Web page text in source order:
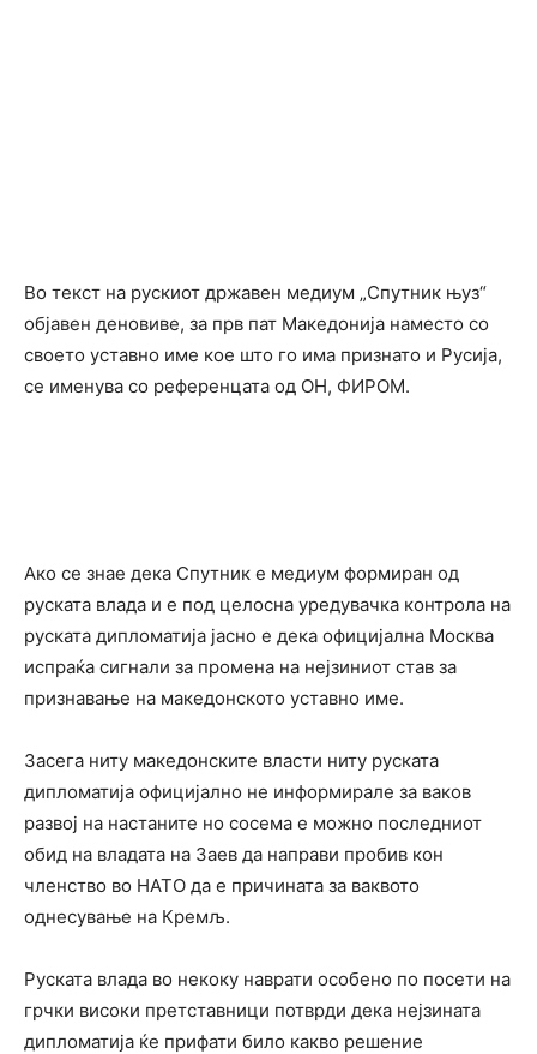
Во текст на рускиот државен медиум „Спутник њуз“
објавен деновиве, за прв пат Македонија наместо со
своето уставно име кое што го има признато и Русија,
се именува со референцата од ОН, ФИРОМ.
Ако се знае дека Спутник е медиум формиран од
руската влада и е под целосна уредувачка контрола на
руската дипломатија јасно е дека официјална Москва
испраќа сигнали за промена на нејзиниот став за
признавање на македонското уставно име.
Засега ниту македонските власти ниту руската
дипломатија официјално не информирале за ваков
развој на настаните но сосема е можно последниот
обид на владата на Заев да направи пробив кон
членство во НАТО да е причината за ваквото
однесување на Кремљ.
Руската влада во некоку наврати особено по посети на
грчки високи претставници потврди дека нејзината
дипломатија ќе прифати било какво решение